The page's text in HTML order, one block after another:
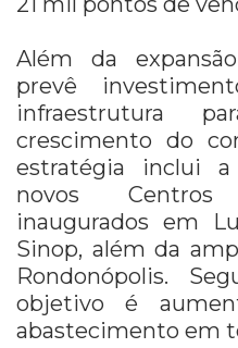
Além da
prevê
infraestrutura
crescimento do
estratégia inclui
novos
inaugurados em
Sinop, além da
Rondonópolis.
objetivo é
abastecimento em